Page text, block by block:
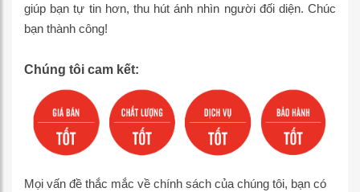
giúp bạn tự tin hơn, thu hút ánh nhìn người đối diện. Chúc
bạn thành công!
Chúng tôi cam kết:
Mọi vấn đề thắc mắc về chính sách của chúng tôi, bạn có